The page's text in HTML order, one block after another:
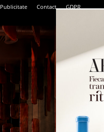
Publicitate Contact GDPR